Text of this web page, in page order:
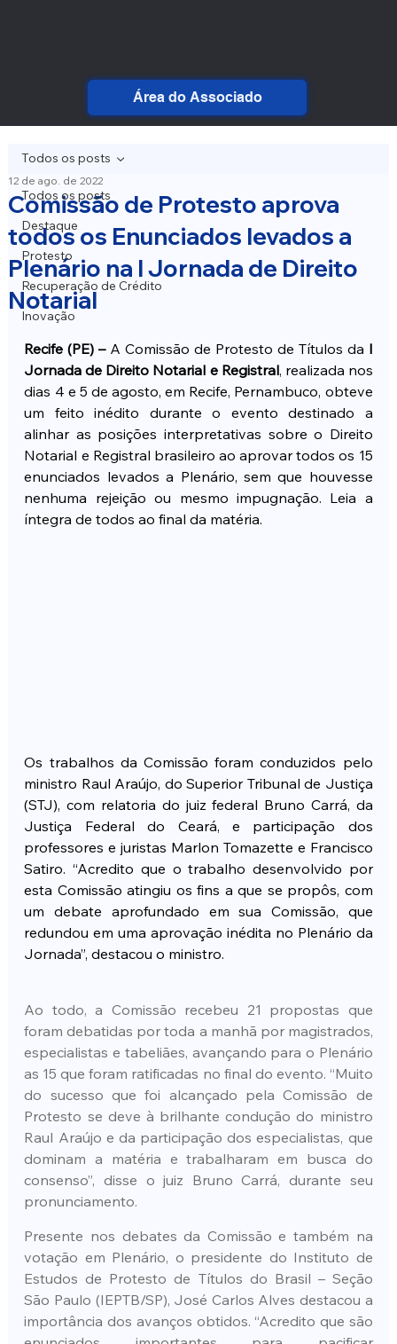
Área do Associado
Todos os posts
Destaque
Protesto
Recuperação de Crédito
Inovação
Todos os posts
Comissão de Protesto aprova
todos os Enunciados levados a
Plenário na I Jornada de Direito
Notarial
12 de ago. de 2022
Recife (PE) – A Comissão de Protesto de Títulos da I
Jornada de Direito Notarial e Registral, realizada nos
dias 4 e 5 de agosto, em Recife, Pernambuco, obteve
um feito inédito durante o evento destinado a
alinhar as posições interpretativas sobre o Direito
Notarial e Registral brasileiro ao aprovar todos os 15
enunciados levados a Plenário, sem que houvesse
nenhuma rejeição ou mesmo impugnação. Leia a
íntegra de todos ao final da matéria.
Os trabalhos da Comissão foram conduzidos pelo
ministro Raul Araújo, do Superior Tribunal de Justiça
(STJ), com relatoria do juiz federal Bruno Carrá, da
Justiça Federal do Ceará, e participação dos
professores e juristas Marlon Tomazette e Francisco
Satiro. “Acredito que o trabalho desenvolvido por
esta Comissão atingiu os fins a que se propôs, com
um debate aprofundado em sua Comissão, que
redundou em uma aprovação inédita no Plenário da
Jornada”, destacou o ministro.
Ao todo, a Comissão recebeu 21 propostas que
foram debatidas por toda a manhã por magistrados,
especialistas e tabeliães, avançando para o Plenário
as 15 que foram ratificadas no final do evento. “Muito
do sucesso que foi alcançado pela Comissão de
Protesto se deve à brilhante condução do ministro
Raul Araújo e da participação dos especialistas, que
dominam a matéria e trabalharam em busca do
consenso”, disse o juiz Bruno Carrá, durante seu
pronunciamento.
Presente nos debates da Comissão e também na
votação em Plenário, o presidente do Instituto de
Estudos de Protesto de Títulos do Brasil – Seção
São Paulo (IEPTB/SP), José Carlos Alves destacou a
importância dos avanços obtidos. “Acredito que são